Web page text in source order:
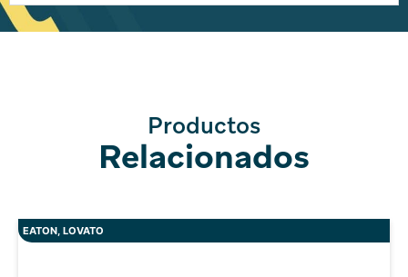
Productos
Relacionados
EATON, LOVATO